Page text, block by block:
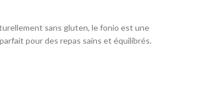
sans gluten, le fonio est une
pour des repas sains et équilibrés.